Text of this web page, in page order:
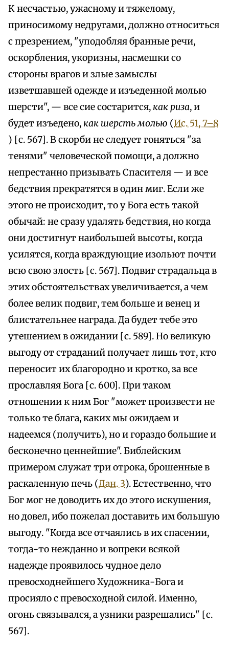
К несчастью, ужасному и тяжелому,
приносимому недругами, должно относиться
с презрением, "уподобляя бранные речи,
оскорбления, укоризны, насмешки со
стороны врагов и злые замыслы
изветшавшей одежде и изъеденной молью
шерсти", — все сие состарится, как риза, и
будет изъедено, как шерсть молью (Ис. 51, 7–8
) [с. 567]. В скорби не следует гоняться "за
тенями" человеческой помощи, а должно
непрестанно призывать Спасителя — и все
бедствия прекратятся в один миг. Если же
этого не происходит, то у Бога есть такой
обычай: не сразу удалять бедствия, но когда
они достигнут наибольшей высоты, когда
усилятся, когда враждующие изольют почти
всю свою злость [с. 567]. Подвиг страдальца в
этих обстоятельствах увеличивается, а чем
более велик подвиг, тем больше и венец и
блистательнее награда. Да будет тебе это
утешением в ожидании [с. 589]. Но великую
выгоду от страданий получает лишь тот, кто
переносит их благородно и кротко, за все
прославляя Бога [с. 600]. При таком
отношении к ним Бог "может произвести не
только те блага, каких мы ожидаем и
надеемся (получить), но и гораздо большие и
бесконечно ценнейшие". Библейским
примером служат три отрока, брошенные в
раскаленную печь (Дан. 3). Естественно, что
Бог мог не доводить их до этого искушения,
но довел, ибо пожелал доставить им большую
выгоду. "Когда все отчаялись в их спасении,
тогда-то нежданно и вопреки всякой
надежде проявилось чудное дело
превосходнейшего Художника-Бога и
просияло с превосходной силой. Именно,
огонь связывался, а узники разрешались" [с.
567].